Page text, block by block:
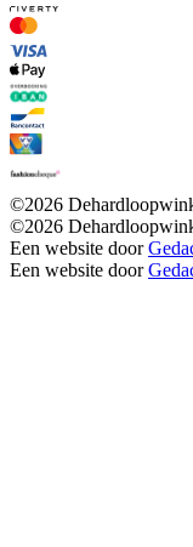
©2026
©2026
Een website door
Een website door